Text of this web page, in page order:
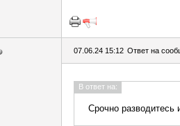
07.06.24 15:12 Ответ на
В ответ на:
Срочно разводитесь